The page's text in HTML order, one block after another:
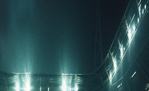
gaat Dominicaanse Republiek de strijd
en de Grenadines. De wedstrijd wordt
en wordt gespeeld in de
voorbeschouwing beschikbaar is